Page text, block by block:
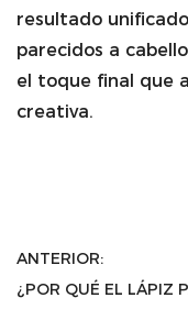
resultado
parecidos a
el toque final que
creativa.
ANTERIOR:
¿POR QUÉ EL LÁPIZ